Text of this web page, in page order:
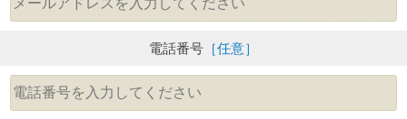
電話番号 ［任意］